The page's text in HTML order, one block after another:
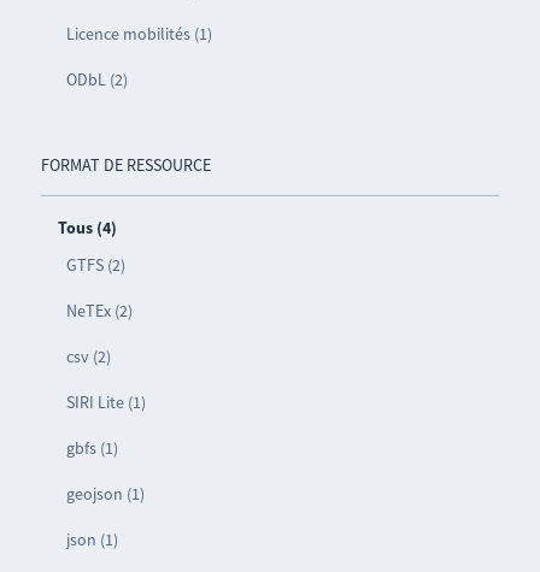
Licence mobilités (1)
ODbL (2)
FORMAT DE RESSOURCE
Tous (4)
GTFS (2)
NeTEx (2)
csv (2)
SIRI Lite (1)
gbfs (1)
geojson (1)
json (1)